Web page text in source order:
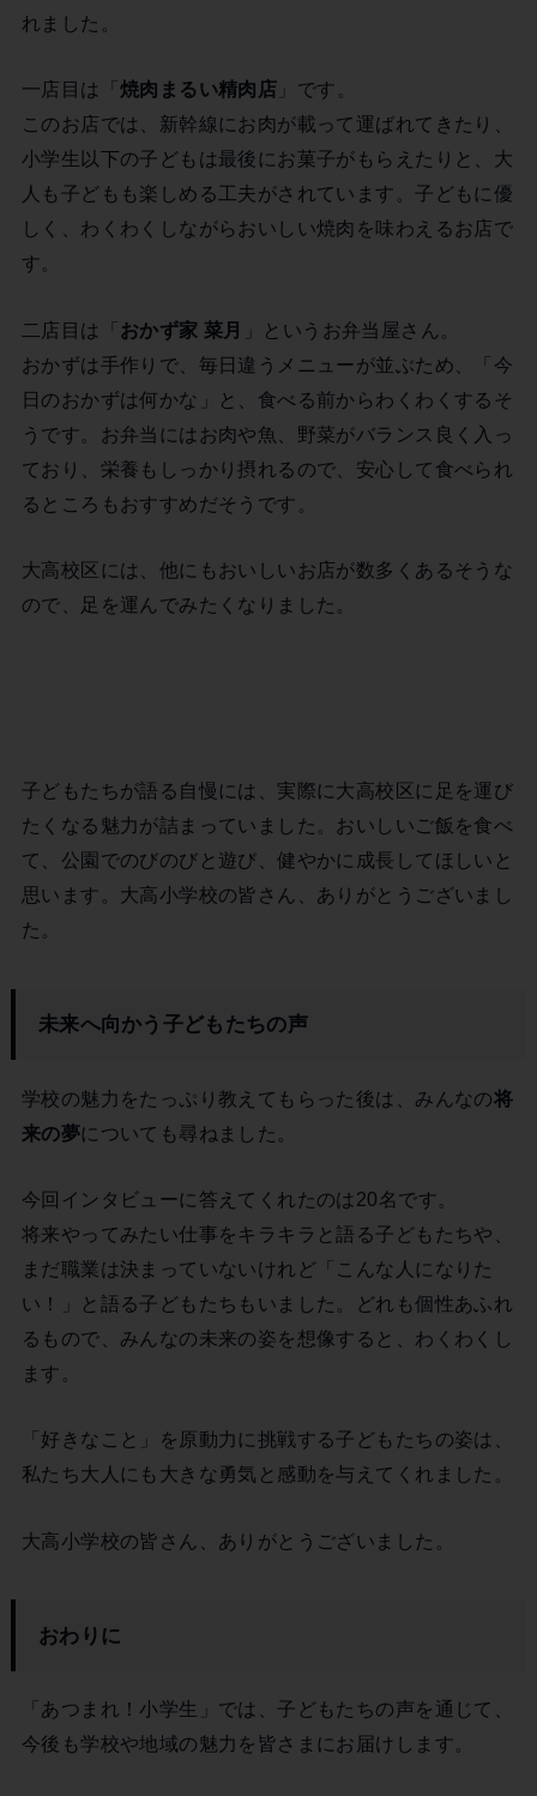
れました。
一店目は「焼肉まるい精肉店 」です。
このお店では、新幹線にお肉が載って運ばれてきたり、
小学生以下の子どもは最後にお菓子がもらえたりと、大
人も子どもも楽しめる工夫がされています。子どもに優
しく、わくわくしながらおいしい焼肉を味わえるお店で
す。
二店目は「 おかず家 菜月
」というお弁当屋さん。
おかずは手作りで、毎日違うメニューが並ぶため、「今
日のおかずは何かな」と、食べる前からわくわくするそ
うです。お弁当にはお肉や魚、野菜がバランス良く入っ
ており、栄養もしっかり摂れるので、安心して食べられ
るところもおすすめだそうです。
大高校区には、他にもおいしいお店が数多くあるそうな
ので、足を運んでみたくなりました。
子どもたちが語る自慢には、実際に大高校区に足を運び
たくなる魅力が詰まっていました。おいしいご飯を食べ
て、公園でのびのびと遊び、健やかに成長してほしいと
思います。大高小学校の皆さん、ありがとうございまし
た。
未来へ向かう子どもたちの声
学校の魅力をたっぷり教えてもらった後は、みんなの将
来の夢についても尋ねました。
今回インタビューに答えてくれたのは20名です。
将来やってみたい仕事をキラキラと語る子どもたちや、
まだ職業は決まっていないけれど「こんな人になりた
い！」と語る子どもたちもいました。どれも個性あふれ
るもので、みんなの未来の姿を想像すると、わくわくし
ます。
「好きなこと」を原動力に挑戦する子どもたちの姿は、
私たち大人にも大きな勇気と感動を与えてくれました。
大高小学校の皆さん、ありがとうございました。
おわりに
「あつまれ！小学生」では、子どもたちの声を通じて、
今後も学校や地域の魅力を皆さまにお届けします。